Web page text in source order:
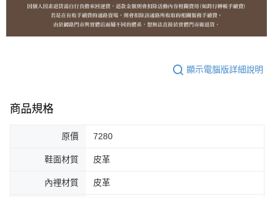
顯示電腦版詳細說明
商品規格
原價 7280
鞋面材質 皮革
內裡材質 皮革